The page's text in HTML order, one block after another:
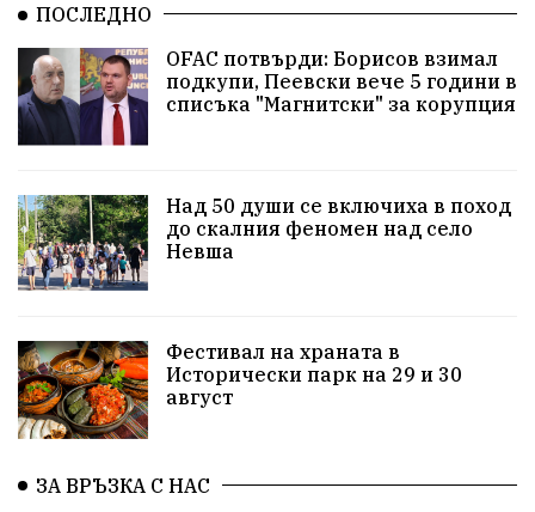
Храна от село Лична инициатива
Здравословно Изкуство Заедно за България
Актуално Образователно
Красиво Ветрино защитниците
Детски лагер
Историческа живопис
Народно читалище Изобразително изкуство
български художници
Семейство Новости
ПОСЛЕДНО
OFAC потвърди: Борисов взимал
подкупи, Пеевски вече 5 години в
списъка "Магнитски" за корупция
Над 50 души се включиха в поход
до скалния феномен над село
Невша
Фестивал на храната в
Исторически парк на 29 и 30
август
ЗА ВРЪЗКА С НАС